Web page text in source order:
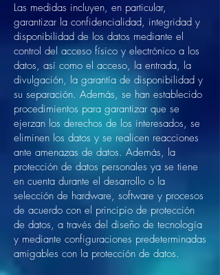
Las medidas incluyen, en particular,
garantizar la confidencialidad, integridad y
disponibilidad de los datos mediante el
control del acceso físico y electrónico a los
datos, así como el acceso, la entrada, la
divulgación, la garantía de disponibilidad y
su separación. Además, se han establecido
procedimientos para garantizar que se
ejerzan los derechos de los interesados, se
eliminen los datos y se realicen reacciones
ante amenazas de datos. Además, la
protección de datos personales ya se tiene
en cuenta durante el desarrollo o la
selección de hardware, software y procesos
de acuerdo con el principio de protección
de datos, a través del diseño de tecnología
y mediante configuraciones predeterminadas
amigables con la protección de datos.